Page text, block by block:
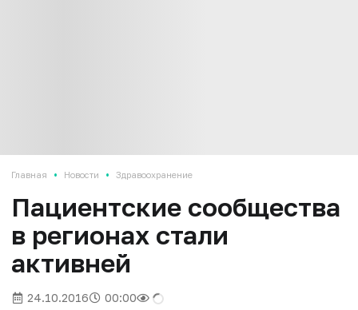
Главная • Новости • Здравоохранение
Пациентские сообщества
в регионах стали
активней
24.10.2016 00:00